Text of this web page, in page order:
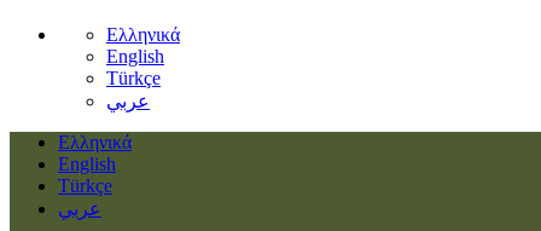
Ελληνικά
English
Türkçe
عربي
Ελληνικά
English
Türkçe
عربي